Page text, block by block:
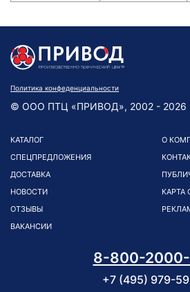
Политика конфеденциальности
© ООО ПТЦ «ПРИВОД», 2002 - 2026
КАТАЛОГ
СПЕЦПРЕДЛОЖЕНИЯ
ДОСТАВКА
НОВОСТИ
ОТЗЫВЫ
ВАКАНСИИ
О
КАРТА
8-800-
+7 (495) 979-